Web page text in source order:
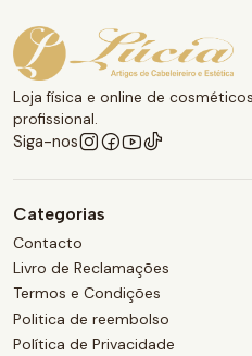
Loja física e online de
profissional.
Siga-nos
Categorias
Contacto
Livro de Reclamações
Termos e Condições
Politica de reembolso
Política de Privacidade